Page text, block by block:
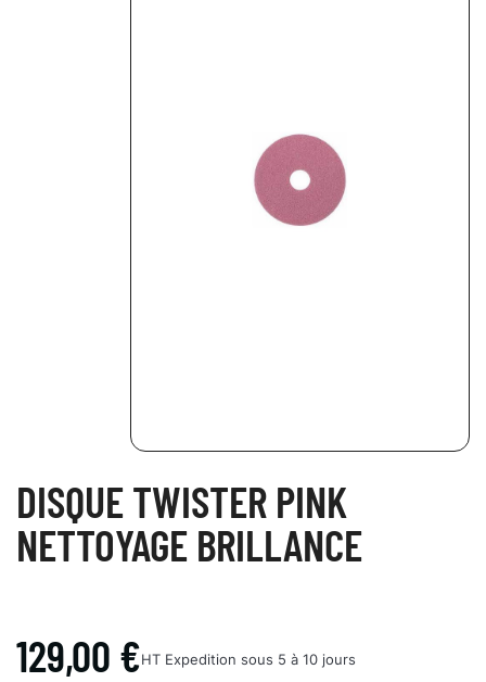
DISQUE TWISTER PINK
NETTOYAGE BRILLANCE
129,00 €HT Expedition sous 5 à 10 jours